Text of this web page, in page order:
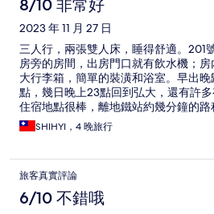
8/10 非常好
2023 年 11 月 27 日
三人行，兩張雙人床，睡得舒適。201
房旁的房間，出房門口就有飲水機；
大行李箱，簡單的裝潢和浴室。早出
點，幾日晚上23點回到弘大，還有許
住宿地點很棒，離地鐵站約幾分鐘的
用。SHIHYI，4 晚旅行
旅客真實評論
6/10 不錯哦